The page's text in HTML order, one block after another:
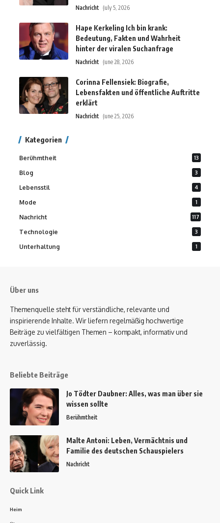
Nachricht July 5, 2026
Hape Kerkeling Ich bin krank:
Bedeutung, Fakten und Wahrheit
hinter der viralen Suchanfrage
Nachricht June 28, 2026
Corinna Fellensiek: Biografie,
Lebensfakten und öffentliche Auftritte
erklärt
Nachricht June 25, 2026
Kategorien
Berühmtheit 13
Blog 3
Lebensstil 4
Mode 1
Nachricht 117
Technologie 3
Unterhaltung 1
Über uns
Themenquelle steht für verständliche, relevante und
inspirierende Inhalte. Wir liefern regelmäßig hochwertige
Beiträge zu vielfältigen Themen – kompakt, informativ und
zuverlässig.
Beliebte Beiträge
Jo Tödter Daubner: Alles, was man über sie
wissen sollte
Berühmtheit
Malte Antoni: Leben, Vermächtnis und
Familie des deutschen Schauspielers
Nachricht
Quick Link
Heim